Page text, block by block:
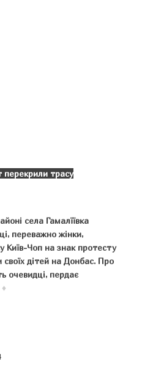
перекрили трасу
села Гамалїївка
переважно жінки,
Київ-Чоп на знак протесту
своїх дітей на Донбас. Про
очевидці, пердає
♦